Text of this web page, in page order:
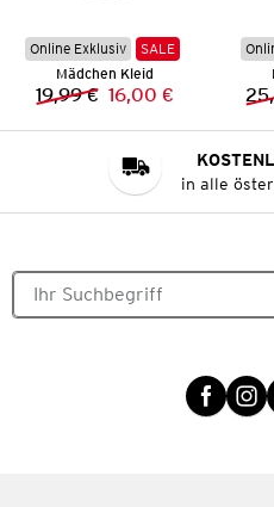
Online Exklusiv
SALE
Mädchen Kleid
Vorheriger Preis:
19,99 € Neuer Preis:
16,00 €
in alle